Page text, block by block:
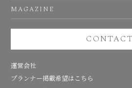
MAGAZINE
CONTACT
運営会社
プランナー掲載希望はこちら